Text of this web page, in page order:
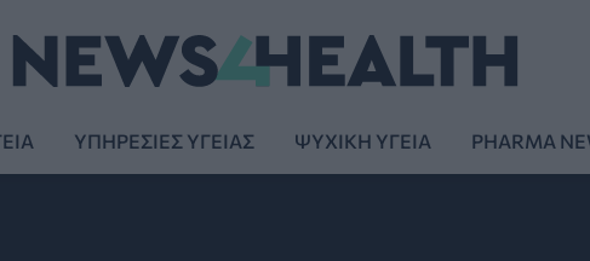
ΥΠΗΡΕΣΙΕΣ ΥΓΕΙΑΣ ΨΥΧΙΚΗ ΥΓΕΙΑ PHARMA